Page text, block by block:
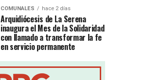
COMUNALES hace 2 días
Arquidiócesis de La Serena
inaugura el Mes de la Solidaridad
con llamado a transformar la fe
en servicio permanente